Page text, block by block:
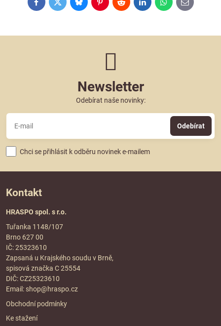
FacebookTwitterBlueskyPinterestRedditLinkedInWhatsApp
E-
mail
Newsletter
Odebírat naše novinky:
Odebírat
Chci se přihlásit k odběru novinek e-mailem
Kontakt
HRASPO spol. s r.o.
Tuřanka 1148/107
Brno 627 00
IČ: 25323610
Zapsaná u Krajského soudu v Brně,
spisová značka C 25554
DIČ: CZ25323610
Email: shop@hraspo.cz
Obchodní podmínky
Ke stažení